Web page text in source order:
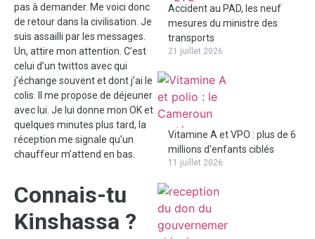
pas à demander. Me voici donc
de retour dans la civilisation. Je
suis assailli par les messages.
Un, attire mon attention. C’est
celui d’un twittos avec qui
j’échange souvent et dont j’ai le
colis. Il me propose de déjeuner
avec lui. Je lui donne mon OK et
quelques minutes plus tard, la
réception me signale qu’un
chauffeur m’attend en bas.
Connais-tu
Kinshassa ?
Accident au PAD, les neuf
mesures du ministre des
transports
21 juillet 2026
Vitamine A et VPO : plus de 6
millions d'enfants ciblés
11 juillet 2026